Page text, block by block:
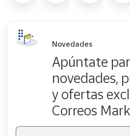
Novedades
Apúntate
novedades,
y ofertas
Correos